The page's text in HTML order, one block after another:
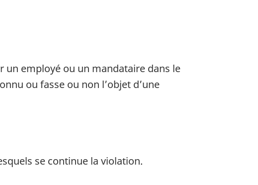
un employé ou un mandataire dans le
ou fasse ou non l’objet d’une
se continue la violation.